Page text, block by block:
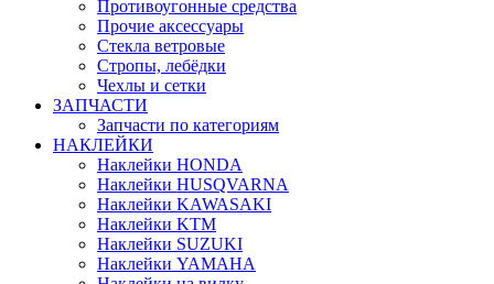
Противоугонные средства
Прочие аксессуары
Стекла ветровые
Стропы, лебёдки
Чехлы и сетки
ЗАПЧАСТИ
Запчасти по категориям
НАКЛЕЙКИ
Наклейки HONDA
Наклейки HUSQVARNA
Наклейки KAWASAKI
Наклейки KTM
Наклейки SUZUKI
Наклейки YAMAHA